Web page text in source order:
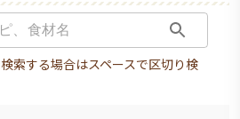
索する場合はスペースで区切り検